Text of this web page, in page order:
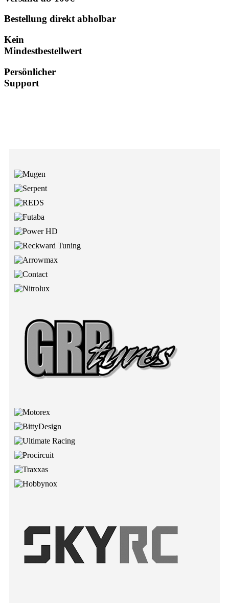
Bestellung direkt abholbar
Kein
Mindestbestellwert
Persönlicher
Support